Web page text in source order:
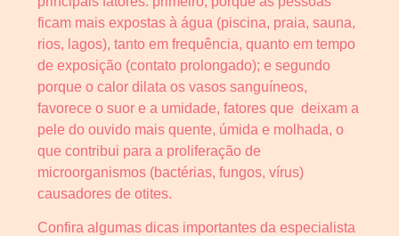
ficam mais expostas à água (piscina, praia, sauna,
rios, lagos), tanto em frequência, quanto em tempo
de exposição (contato prolongado); e segundo
porque o calor dilata os vasos sanguíneos,
favorece o suor e a umidade, fatores que deixam a
pele do ouvido mais quente, úmida e molhada, o
que contribui para a proliferação de
microorganismos (bactérias, fungos, vírus)
causadores de otites.
Confira algumas dicas importantes da especialista